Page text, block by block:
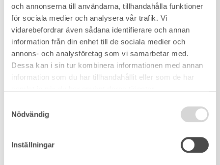
och annonserna till användarna, tillhandahålla funktioner
för sociala medier och analysera vår trafik. Vi
vidarebefordrar även sådana identifierare och annan
information från din enhet till de sociala medier och
annons- och analysföretag som vi samarbetar med.
Dessa kan i sin tur kombinera informationen med annan
information som du har tillhandahållit eller som de har
Nödvändig
Inställningar